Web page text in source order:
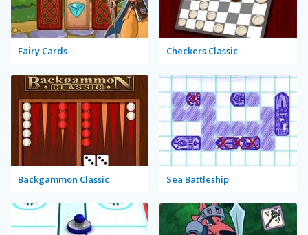
Fairy Cards Checkers Classic
Backgammon Classic Sea Battleship